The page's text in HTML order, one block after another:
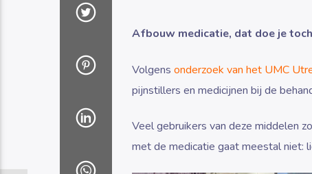
Afbouw medicatie, dat doe je
Volgens onderzoek van het UMC
pijnstillers en medicijnen bij de
Veel gebruikers van deze middelen
met de medicatie gaat meestal niet: